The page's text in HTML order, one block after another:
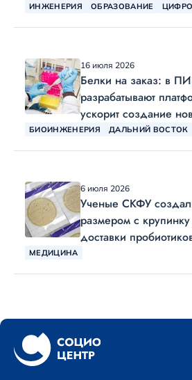
ИНЖЕНЕРИЯ ОБРАЗОВАНИЕ
16 июля 2026
Белки на заказ: в
разрабатывают
ускорит создание
БИОИНЖЕНЕРИЯ ДАЛЬНИЙ ВОСТОК
6 июля 2026
Ученые СКФУ
размером с
доставки
МЕДИЦИНА